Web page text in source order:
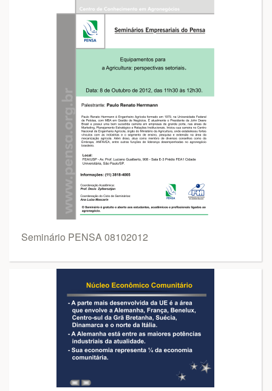
Seminário PENSA 08102012